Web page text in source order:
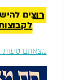
רוצים
לקבוצות
מצאתם טעות